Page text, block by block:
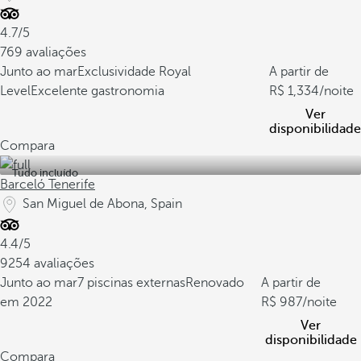
4.7/5
769 avaliações
Junto ao marExclusividade Royal
LevelExcelente gastronomia
A partir de
1,334/noite
Ver
disponibilidade
Compara
Tudo incluído
Barceló Tenerife
San Miguel de Abona, Spain
4.4/5
9254 avaliações
Junto ao mar7 piscinas externasRenovado
em 2022
A partir de
987/noite
Ver
disponibilidade
Compara